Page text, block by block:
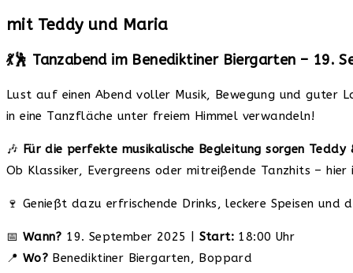
mit Teddy und Maria
💃🕺 Tanzabend im Benediktiner Biergarten – 19.
Lust auf einen Abend voller Musik, Bewegung und guter
in eine Tanzfläche unter freiem Himmel verwandeln!
🎶 Für die perfekte musikalische Begleitung sorgen Teddy
Ob Klassiker, Evergreens oder mitreißende Tanzhits –
🍷 Genießt dazu erfrischende Drinks, leckere Speisen
📅 Wann? 19. September 2025 | Start: 18:00 Uhr
📍 Wo? Benediktiner Biergarten, Boppard